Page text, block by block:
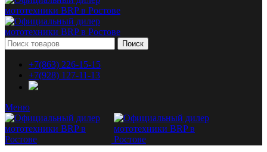
Поиск
+7(863) 226-15-15
+7(928) 127-11-13
Меню